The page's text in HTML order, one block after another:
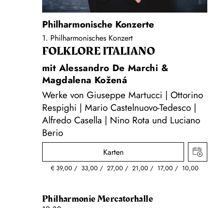
Philharmonische Konzerte
1. Philharmonisches Konzert
FOLKLORE ITALIANO
mit Alessandro De Marchi &
Magdalena Kožená
Werke von Giuseppe Martucci | Ottorino
Respighi | Mario Castelnuovo-Tedesco |
Alfredo Casella | Nino Rota und Luciano
Berio
Karten
€ 39,00 33,00 27,00 21,00 17,00 10,00
Philharmonie Mercatorhalle